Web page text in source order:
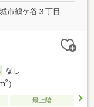
市鶴ケ谷３丁目
なし
2）
最上階